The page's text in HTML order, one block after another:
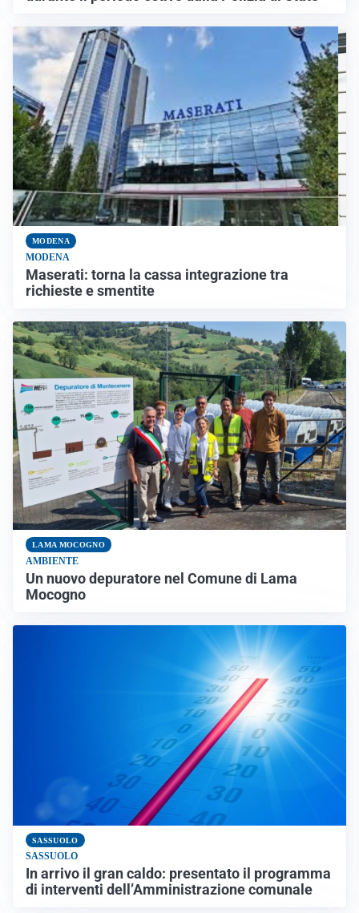
MODENA
MODENA
Maserati: torna la cassa integrazione tra
richieste e smentite
LAMA MOCOGNO
AMBIENTE
Un nuovo depuratore nel Comune di Lama
Mocogno
SASSUOLO
SASSUOLO
In arrivo il gran caldo: presentato il programma
di interventi dell’Amministrazione comunale